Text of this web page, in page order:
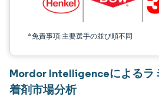
*免責事項:主要選手の並び順不同
Mordor Intelligenceによるラ
着剤市場分析